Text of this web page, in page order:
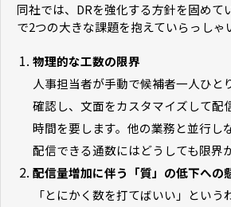
同社では、DRを強化する方針を固めて
で2つの大きな課題を抱えていらっしゃ
物理的な工数の限界
人事担当者が手動で候補者一人ひと
確認し、文面をカスタマイズして配
時間を要します。他の業務と並行し
配信できる通数にはどうしても限界
配信量増加に伴う「質」の低下への
「とにかく数を打てばいい」という